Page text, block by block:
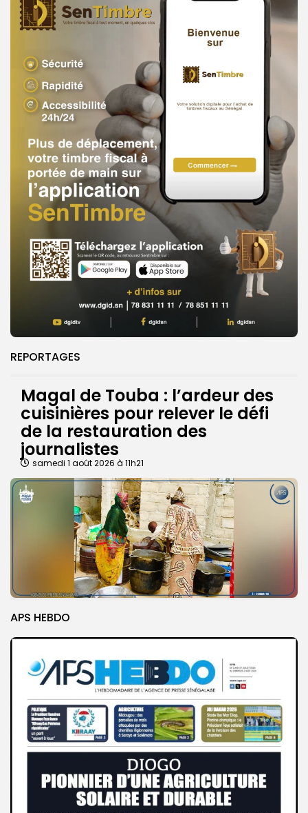
REPORTAGES
Magal de Touba : l’ardeur des
cuisinières pour relever le défi
de la restauration des
journalistes
samedi 1 août 2026 à 11h21
APS HEBDO